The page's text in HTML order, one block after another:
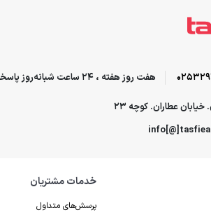
هفت روز هفته ، 24 ساعت شبانه‌روز پاسخگوی شما هستیم.
عطاران. کوچه 23
خدمات مشتریان
پرسش‌های متداول